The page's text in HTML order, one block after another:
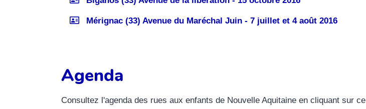
Mérignac (33) Avenue du Maréchal Juin - 7 juillet et 4 août 2016
Agenda
Consultez l'agenda des rues aux enfants de Nouvelle Aquitaine en cliquant sur ce